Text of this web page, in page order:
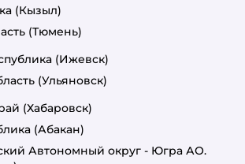
(Кызыл)
(Тюмень)
(Ижевск)
(Ульяновск)
(Хабаровск)
(Абакан)
Автономный округ - Югра АО.